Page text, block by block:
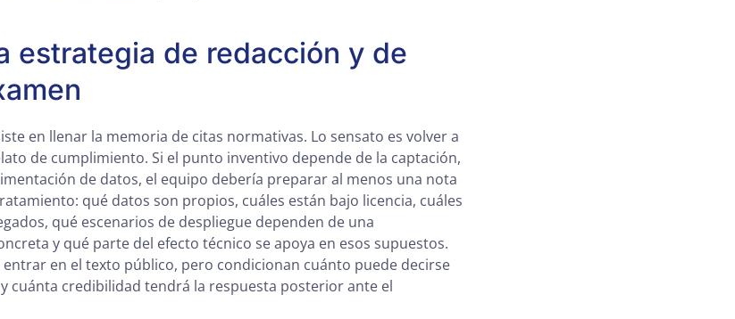
estrategia de redacción y de
en llenar la memoria de citas normativas. Lo sensato es volver a
de cumplimiento. Si el punto inventivo depende de la captación,
de datos, el equipo debería preparar al menos una nota
qué datos son propios, cuáles están bajo licencia, cuáles
qué escenarios de despliegue dependen de una
y qué parte del efecto técnico se apoya en esos supuestos.
en el texto público, pero condicionan cuánto puede decirse
cuánta credibilidad tendrá la respuesta posterior ante el